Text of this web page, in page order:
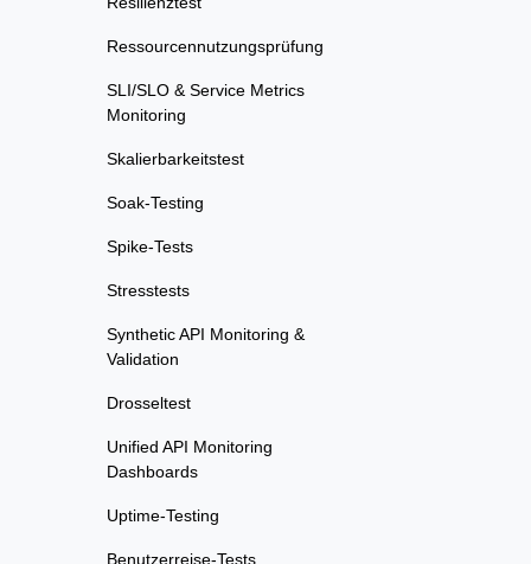
Ressourcennutzungsprüfung
SLI/SLO & Service Metrics
Monitoring
Skalierbarkeitstest
Soak-Testing
Spike-Tests
Stresstests
Synthetic API Monitoring &
Validation
Drosseltest
Unified API Monitoring
Dashboards
Uptime-Testing
Benutzerreise-Tests